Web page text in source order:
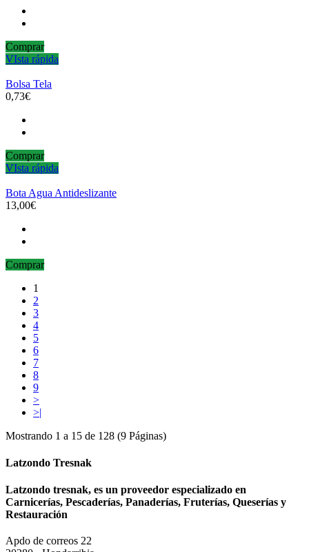
Comprar
VIsta rápida
Bolsa Tela
0,73€
Comprar
VIsta rápida
Bota Agua Antideslizante
13,00€
Comprar
1
2
3
4
5
6
7
8
9
>
>|
Mostrando 1 a 15 de 128 (9 Páginas)
Latzondo Tresnak
Latzondo tresnak, es un proveedor especializado en
Carnicerías, Pescaderías, Panaderías, Fruterías, Queserías y
Restauración
Apdo de correos 22